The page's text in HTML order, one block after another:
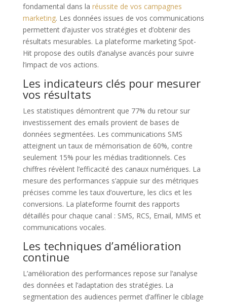
fondamental dans la réussite de vos campagnes
marketing. Les données issues de vos communications
permettent d’ajuster vos stratégies et d’obtenir des
résultats mesurables. La plateforme marketing Spot-
Hit propose des outils d’analyse avancés pour suivre
l’impact de vos actions.
Les indicateurs clés pour mesurer
vos résultats
Les statistiques démontrent que 77% du retour sur
investissement des emails provient de bases de
données segmentées. Les communications SMS
atteignent un taux de mémorisation de 60%, contre
seulement 15% pour les médias traditionnels. Ces
chiffres révèlent l’efficacité des canaux numériques. La
mesure des performances s’appuie sur des métriques
précises comme les taux d’ouverture, les clics et les
conversions. La plateforme fournit des rapports
détaillés pour chaque canal : SMS, RCS, Email, MMS et
communications vocales.
Les techniques d’amélioration
continue
L’amélioration des performances repose sur l’analyse
des données et l’adaptation des stratégies. La
segmentation des audiences permet d’affiner le ciblage